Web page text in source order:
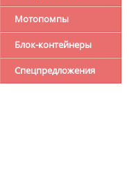
Мотопомпы
Блок-контейнеры
Спецпредложения